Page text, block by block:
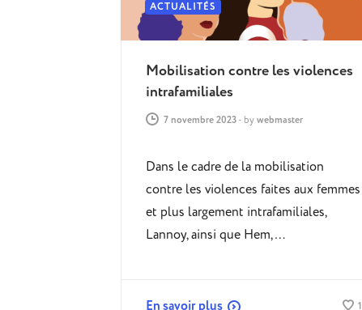
ACTUALITÉS
Mobilisation contre les violences
intrafamiliales
7 novembre 2023 - bywebmaster
Dans le cadre de la mobilisation
contre les violences faites aux femmes
et plus largement intrafamiliales,
Lannoy, ainsi que Hem,…
En savoir plus 1